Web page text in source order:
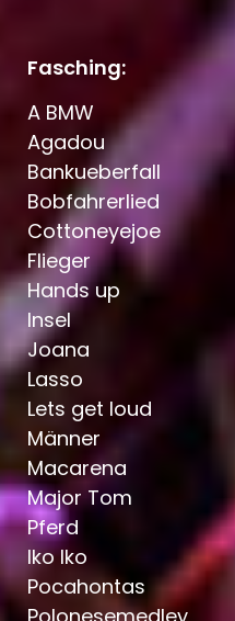
Fasching:
A BMW
Agadou
Bankueberfall
Bobfahrerlied
Cottoneyejoe
Flieger
Hands up
Insel
Joana
Lasso
Lets get loud
Männer
Macarena
Major Tom
Pferd
Iko Iko
Pocahontas